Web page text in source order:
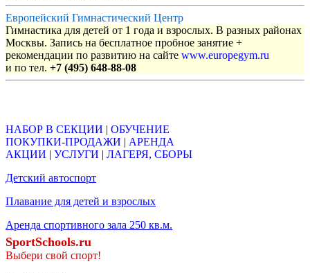
Европейский Гимнастический Центр
Гимнастика для детей от 1 года и взрослых. В разных районах
Москвы. Запись на бесплатное пробное занятие +
рекомендации по развитию на сайте www.europegym.ru
и по тел. +7 (495) 648-88-08
НАБОР В СЕКЦИИ | ОБУЧЕНИЕ
ПОКУПКИ-ПРОДАЖИ | АРЕНДА
АКЦИИ | УСЛУГИ | ЛАГЕРЯ, СБОРЫ
Детский автоспорт
Плавание для детей и взрослых
Аренда спортивного зала 250 кв.м.
SportSchools.ru
Выбери свой спорт!